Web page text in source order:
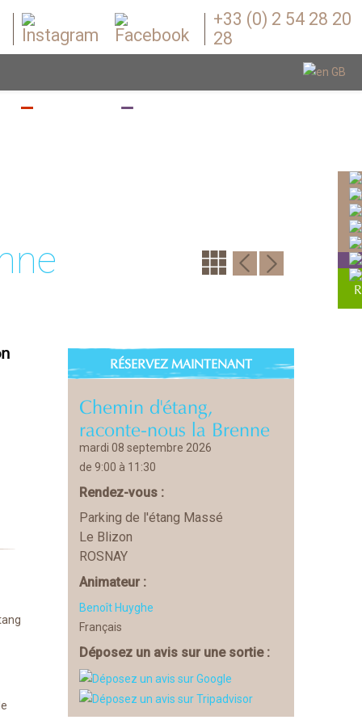
+33 (0) 2 54 28 20
28
RÉSERVEZ MAINTENANT
Chemin d'étang,
raconte-nous la Brenne
mardi 08 septembre 2026
de 9:00 à 11:30
Rendez-vous :
Parking de l'étang Massé
Le Blizon
ROSNAY
Animateur :
Benoît Huyghe
Français
Déposez un avis sur une sortie :